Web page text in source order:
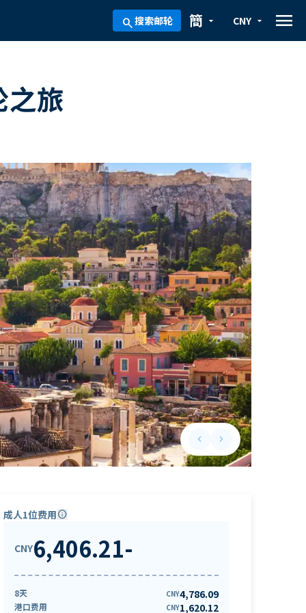
search搜索邮轮 arrow_drop_down
簡 arrow_drop_down
CNY menu
旅
keyboard_arrow_leftPrevious slide
keyboard_arrow_rightNext slide
成人1位费用info
CNY6,406.21-
8天 CNY4,786.09
港口费用 CNY1,620.12